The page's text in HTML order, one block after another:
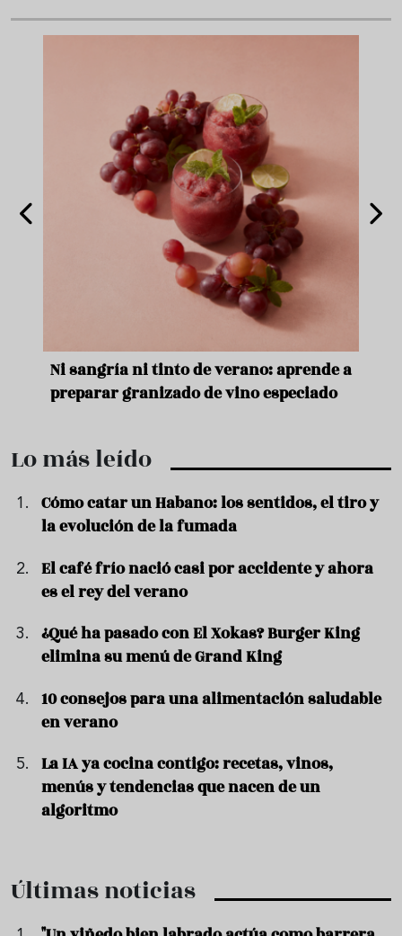
Ni sangría ni tinto de verano: aprende a
preparar granizado de vino especiado
Lo más leído
Cómo catar un Habano: los sentidos, el tiro y
la evolución de la fumada
El café frío nació casi por accidente y ahora
es el rey del verano
¿Qué ha pasado con El Xokas? Burger King
elimina su menú de Grand King
10 consejos para una alimentación saludable
en verano
La IA ya cocina contigo: recetas, vinos,
menús y tendencias que nacen de un
algoritmo
Últimas noticias